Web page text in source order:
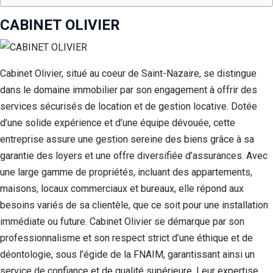
CABINET OLIVIER
Cabinet Olivier, situé au coeur de Saint-Nazaire, se distingue
dans le domaine immobilier par son engagement à offrir des
services sécurisés de location et de gestion locative. Dotée
d’une solide expérience et d’une équipe dévouée, cette
entreprise assure une gestion sereine des biens grâce à sa
garantie des loyers et une offre diversifiée d’assurances. Avec
une large gamme de propriétés, incluant des appartements,
maisons, locaux commerciaux et bureaux, elle répond aux
besoins variés de sa clientèle, que ce soit pour une installation
immédiate ou future. Cabinet Olivier se démarque par son
professionnalisme et son respect strict d’une éthique et de
déontologie, sous l’égide de la FNAIM, garantissant ainsi un